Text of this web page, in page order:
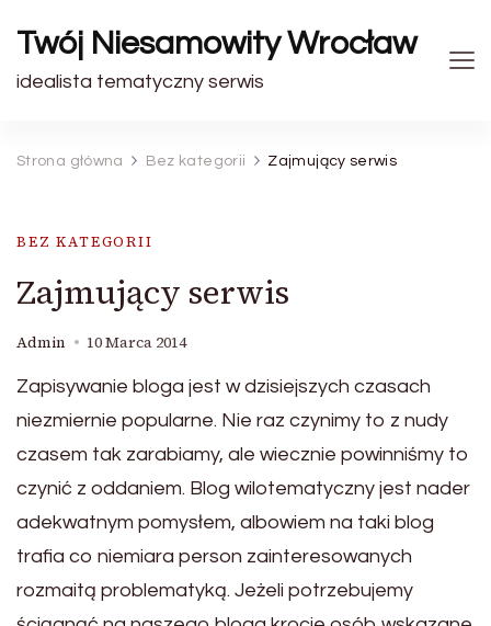
Twój Niesamowity Wrocław
idealista tematyczny serwis
Strona główna Bez kategorii Zajmujący serwis
BEZ KATEGORII
Zajmujący serwis
Admin 10 Marca 2014
Zapisywanie bloga jest w dzisiejszych czasach
niezmiernie popularne. Nie raz czynimy to z nudy
czasem tak zarabiamy, ale wiecznie powinniśmy to
czynić z oddaniem. Blog wilotematyczny jest nader
adekwatnym pomysłem, albowiem na taki blog
trafia co niemiara person zainteresowanych
rozmaitą problematyką. Jeżeli potrzebujemy